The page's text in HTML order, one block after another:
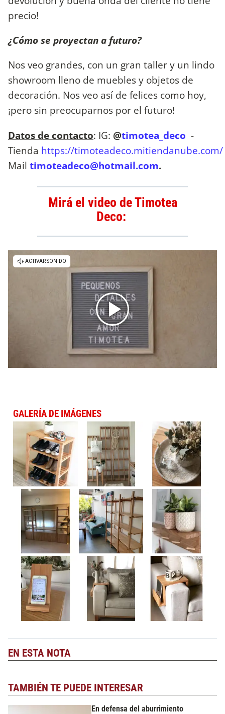
precio!
¿Cómo se proyectan a futuro?
Nos veo grandes, con un gran taller y un lindo
showroom lleno de muebles y objetos de
decoración. Nos veo así de felices como hoy,
¡pero sin preocuparnos por el futuro!
Datos de contacto: IG: @timotea_deco -
Tienda https://timoteadeco.mitiendanube.com/
Mail timoteadeco@hotmail.com.
Mirá el video de Timotea
Deco:
GALERÍA DE IMÁGENES
EN ESTA NOTA
TAMBIÉN TE PUEDE INTERESAR
En defensa del aburrimiento